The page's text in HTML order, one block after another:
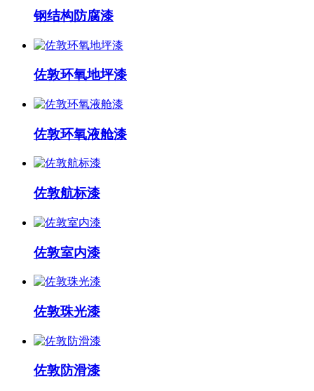
钢结构防腐漆
佐敦环氧地坪漆
佐敦环氧液舱漆
佐敦航标漆
佐敦室内漆
佐敦珠光漆
佐敦防滑漆